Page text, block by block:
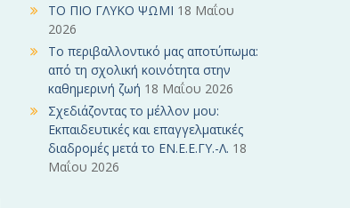
ΤΟ ΠΙΟ ΓΛΥΚΟ ΨΩΜΙ 18 Μαΐου
2026
Το περιβαλλοντικό μας αποτύπωμα:
από τη σχολική κοινότητα στην
καθημερινή ζωή 18 Μαΐου 2026
Σχεδιάζοντας το μέλλον μου:
Εκπαιδευτικές και επαγγελματικές
διαδρομές μετά το ΕΝ.Ε.Ε.ΓΥ.-Λ. 18
Μαΐου 2026